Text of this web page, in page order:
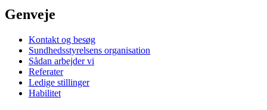
Genveje
Kontakt og besøg
Sundhedsstyrelsens organisation
Sådan arbejder vi
Referater
Ledige stillinger
Habilitet